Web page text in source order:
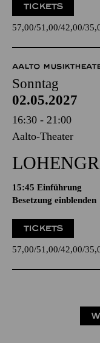
TICKETS
57,00 51,00 42,00
AALTO
Sonntag
02.05.2027
16:30 - 21:00
Aalto-Theater
15:45 Einführung
Besetzung einblenden
TICKETS
57,00 51,00 42,00